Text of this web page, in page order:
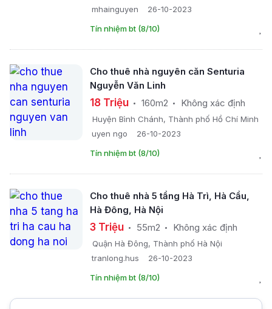
mhainguyen
26-10-2023
Tín nhiệm bt (8/10)
Cho thuê nhà nguyên căn Senturia
Nguyễn Văn Linh
18 Triệu 160m2 Không xác định
Huyện Bình Chánh, Thành phố Hồ Chí Minh
uyen ngo
26-10-2023
Tín nhiệm bt (8/10)
Cho thuê nhà 5 tầng Hà Trì, Hà Cầu,
Hà Đông, Hà Nội
3 Triệu 55m2 Không xác định
Quận Hà Đông, Thành phố Hà Nội
tranlong.hus
26-10-2023
Tín nhiệm bt (8/10)